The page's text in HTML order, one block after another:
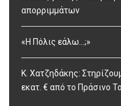
απορριμμάτων
«Η Πόλις εάλω…;»
Κ. Χατζηδάκης:
εκατ. € από το Πράσινο